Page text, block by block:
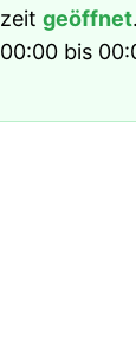
geöffnet
bis